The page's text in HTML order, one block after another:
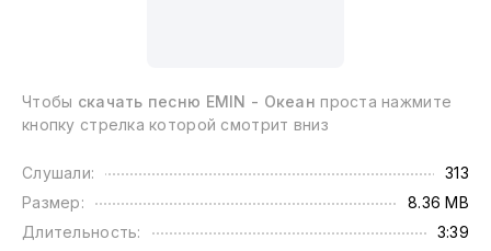
Чтобы скачать песню EMIN - Океан проста нажмите
кнопку стрелка которой смотрит вниз
Слушали:
313
Размер:
8.36 MB
Длительность:
3:39